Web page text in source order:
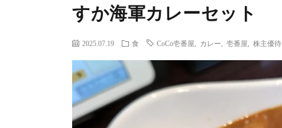
すか海軍カレーセット
2025.07.19 食 CoCo壱番屋 カレー 壱番屋 株主優待